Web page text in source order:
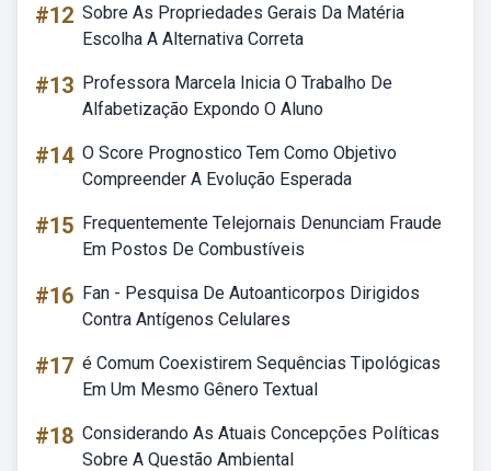
#12 Sobre As Propriedades Gerais Da Matéria
Escolha A Alternativa Correta
#13 Professora Marcela Inicia O Trabalho De
Alfabetização Expondo O Aluno
#14 O Score Prognostico Tem Como Objetivo
Compreender A Evolução Esperada
#15 Frequentemente Telejornais Denunciam Fraude
Em Postos De Combustíveis
#16 Fan - Pesquisa De Autoanticorpos Dirigidos
Contra Antígenos Celulares
#17 é Comum Coexistirem Sequências Tipológicas
Em Um Mesmo Gênero Textual
#18 Considerando As Atuais Concepções Políticas
Sobre A Questão Ambiental